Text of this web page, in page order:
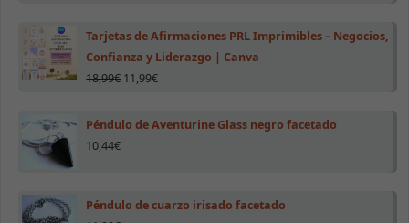
Tarjetas de Afirmaciones PRL Imprimibles – Negocios,
Confianza y Liderazgo | Canva
18,99€ 11,99€
Péndulo de Aventurine Glass negro facetado
10,44€
Péndulo de cuarzo irisado facetado
base a cómo
Para que
visita. Si